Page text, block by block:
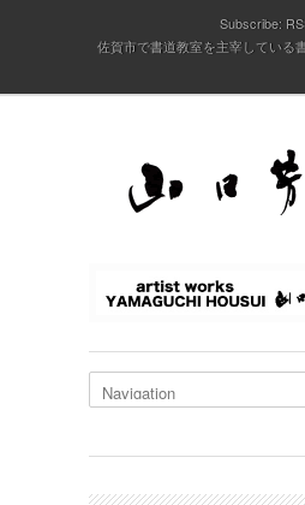
Subscribe:
佐賀市で書道教室を主宰している